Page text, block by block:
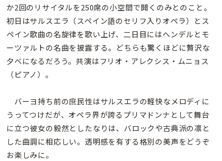
か2回のリサイタルを250席の小空間で開くのみとのこと。
初日はサルスエラ（スペイン語のセリフ入りオペラ）とス
ペイン歌曲の名旋律を歌い上げ、二日目にはヘンデルとモ
ーツァルトの名曲を披露する。どちらも驚くほどに贅沢な
夕べになるだろう。共演はフリオ・アレクシス・ムニョス
（ピアノ）。
バーヨ持ち前の庶民性はサルスエラの軽快なメロディに
うってつけだが、オペラ界が誇るプリマドンナとして舞台
に立つ彼女の毅然としたなりは、バロックや古典派の凛と
した曲調に相応しい。透明感を有する格別の美声をどうぞ
お楽しみに。